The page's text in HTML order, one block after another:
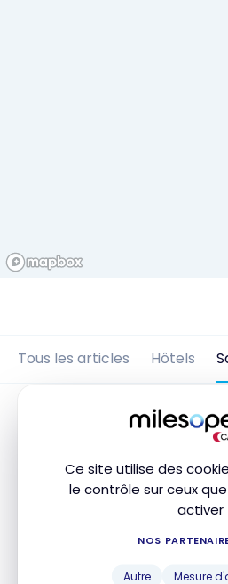
Ce site utilise des
le contrôle sur ceux
activer
NOS
Autre
Mesure
Tous les articles Hôtels